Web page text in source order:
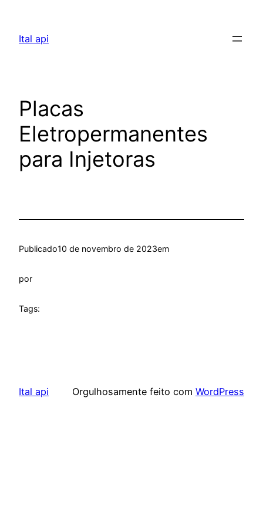
Ital api
Placas
Eletropermanentes
para Injetoras
Publicado10 de novembro de 2023em
por
Tags:
Ital api Orgulhosamente feito com WordPress